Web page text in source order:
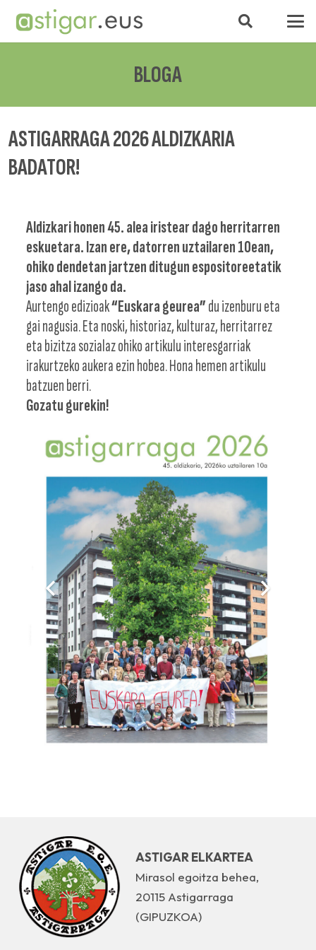
BLOGA
ASTIGARRAGA 2026 ALDIZKARIA
BADATOR!
Aldizkari honen 45. alea iristear dagoherritarren
eskuetara. Izan ere, datorren uztailaren 10ean,
ohiko dendetan jartzen ditugun espositoreetatik
jaso ahal izango da.
Aurtengo edizioak“Euskara geurea”du izenburu eta
gai nagusia. Eta noski, historiaz, kulturaz, herritarrez
eta bizitza sozialaz ohiko artikulu interesgarriak
irakurtzeko aukera ezin hobea. Hona hemen artikulu
batzuen berri.
Gozatu gurekin!
ASTIGAR ELKARTEA
Mirasol egoitza behea,
20115 Astigarraga
(GIPUZKOA)